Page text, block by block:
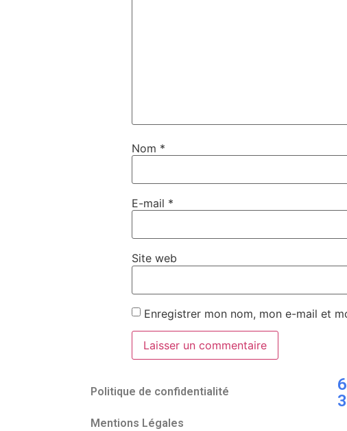
Nom *
E-mail *
Site web
Enregistrer mon nom, mon e-mail et
Politique de confidentialité
Mentions Légales